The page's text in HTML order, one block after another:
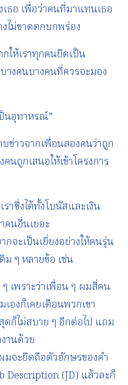
ธอ เพื่อว่าคนที่มาแทนเธอ
ไม่ขาดตกบกพร่อง
ให้เราทุกคนยึดเป็น
างคนบางคนที่ควรจะมอง
นอุทาหรณ์”
ข่าวจากเพื่อนสองคนว่าถูก
นถูกเสนอให้เข้าโครงการ
าซึ่งได้ทั้งโบนัสและเงิน
คนอื่นเยอะ
จะเป็นเยี่ยงอย่างให้คนรุ่น
ๆ หลายข้อ เช่น
เพราะว่าเพื่อน ๆ ผมสี่คน
งก็เคยเตือนพวกเขา
ดก็ไม่สบาย ๆ อีกต่อไป แถม
านด้วย
มจะยึดถือตัวอักษรของคำ
Description (JD) แล้วละก็